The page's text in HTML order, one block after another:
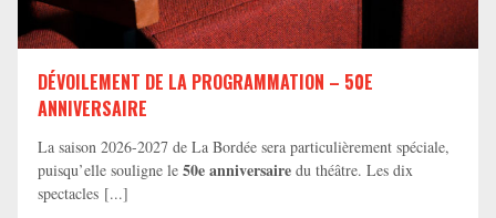
DÉVOILEMENT DE LA PROGRAMMATION – 50E
ANNIVERSAIRE
La saison 2026-2027 de La Bordée sera particulièrement spéciale,
puisqu’elle souligne le 50e anniversaire du théâtre. Les dix
spectacles [...]